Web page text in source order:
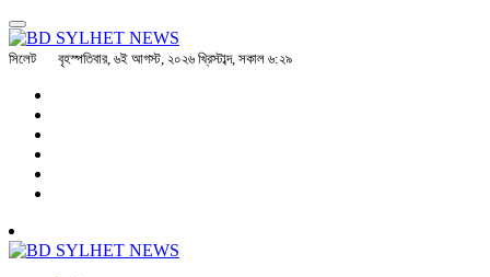
সিলেট বৃহস্পতিবার, ৬ই আগস্ট, ২০২৬ খ্রিস্টাব্দ, সকাল ৬:২৯